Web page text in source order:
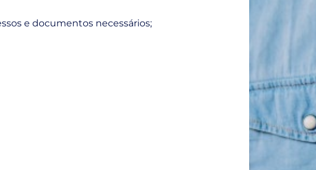
e documentos necessários;